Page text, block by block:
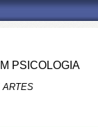
PSICOLOGIA
ARTES